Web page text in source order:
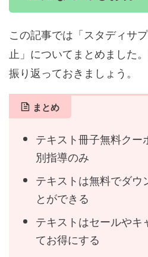
この記事では「スタディサ
止」についてまとめました
振り返っておきましょう。
まとめ
テキスト冊子無料クー
別指導のみ
テキストは無料でダウ
とができる
テキストはセールやキ
てお得にする